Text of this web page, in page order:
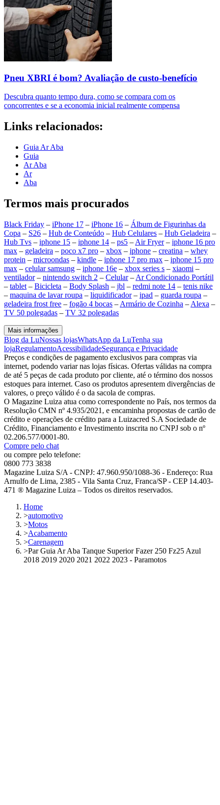
Pneu XBRI é bom? Avaliação de custo-benefício
Descubra quanto tempo dura, como se compara com os
concorrentes e se a economia inicial realmente compensa
Links relacionados:
Guia Ar Aba
Guia
Ar Aba
Ar
Aba
Termos mais procurados
Black Friday – iPhone 17 – iPhone 16 – Álbum de Figurinhas da
Copa – S26 – Hub de Conteúdo – Hub Celulares – Hub Geladeira –
Hub Tvs – iphone 15 – iphone 14 – ps5 – Air Fryer– iphone 16 pro
max – geladeira – poco x7 pro – xbox – iphone – creatina – whey
protein – microondas – kindle – iphone 17 pro max – iphone 15 pro
max – celular samsung – iphone 16e – xbox series s – xiaomi –
ventilador– nintendo switch 2 – Celular– Ar Condicionado Portátil
– tablet – Bicicleta – Body Splash – jbl – redmi note 14 – tenis nike
– maquina de lavar roupa – liquidificador– ipad – guarda roupa –
geladeira frost free – fogão 4 bocas – Armário de Cozinha – Alexa –
TV 50 polegadas – TV 32 polegadas
Mais informações
Blog da LuNossas lojasWhatsApp da LuTenha sua
lojaRegulamentoAcessibilidadeSegurança e Privacidade
Preços e condições de pagamento exclusivos para compras via
internet, podendo variar nas lojas físicas. Ofertas válidas na compra
de até 5 peças de cada produto por cliente, até o término dos nossos
estoques para internet. Caso os produtos apresentem divergências de
valores, o preço válido é o da sacola de compras.
O Magazine Luiza atua como correspondente no País, nos termos da
Resolução CMN nº 4.935/2021, e encaminha propostas de cartão de
crédito e operações de crédito para a Luizacred S.A Sociedade de
Crédito, Financiamento e Investimento inscrita no CNPJ sob o nº
02.206.577/0001-80.
Compre pelo chat
ou compre pelo telefone:
0800 773 3838
Magazine Luiza S/A - CNPJ: 47.960.950/1088-36 - Endereço: Rua
Arnulfo de Lima, 2385 - Vila Santa Cruz, Franca/SP - CEP 14.403-
471 ® Magazine Luiza – Todos os direitos reservados.
Home
>automotivo
>Motos
>Acabamento
>Carenagem
>Par Guia Ar Aba Tanque Superior Fazer 250 Fz25 Azul
2018 2019 2020 2021 2022 2023 - Paramotos